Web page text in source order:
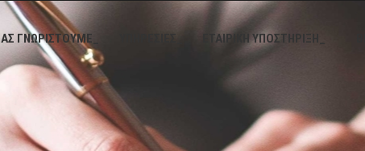
ΑΣ ΓΝΩΡΙΣΤΟΥΜΕ_ ΕΤΑΙΡΙΚΗ ΥΠΟΣΤΗΡΙΞΗ_